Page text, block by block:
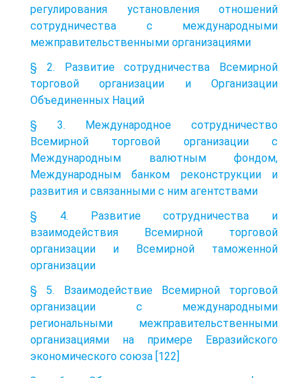
регулирования установления отношений
сотрудничества с международными
межправительственными организациями
§ 2. Развитие сотрудничества Всемирной
торговой организации и Организации
Объединенных Наций
§ 3. Международное сотрудничество
Всемирной торговой организации с
Международным валютным фондом,
Международным банком реконструкции и
развития и связанными с ним агентствами
§ 4. Развитие сотрудничества и
взаимодействия Всемирной торговой
организации и Всемирной таможенной
организации
§ 5. Взаимодействие Всемирной торговой
организации с международными
региональными межправительственными
организациями на примере Евразийского
экономического союза [122]